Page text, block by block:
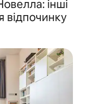
інші
відпочинку